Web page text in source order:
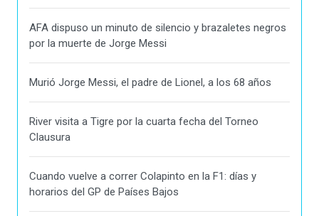
AFA dispuso un minuto de silencio y brazaletes negros
por la muerte de Jorge Messi
Murió Jorge Messi, el padre de Lionel, a los 68 años
River visita a Tigre por la cuarta fecha del Torneo
Clausura
Cuando vuelve a correr Colapinto en la F1: días y
horarios del GP de Países Bajos